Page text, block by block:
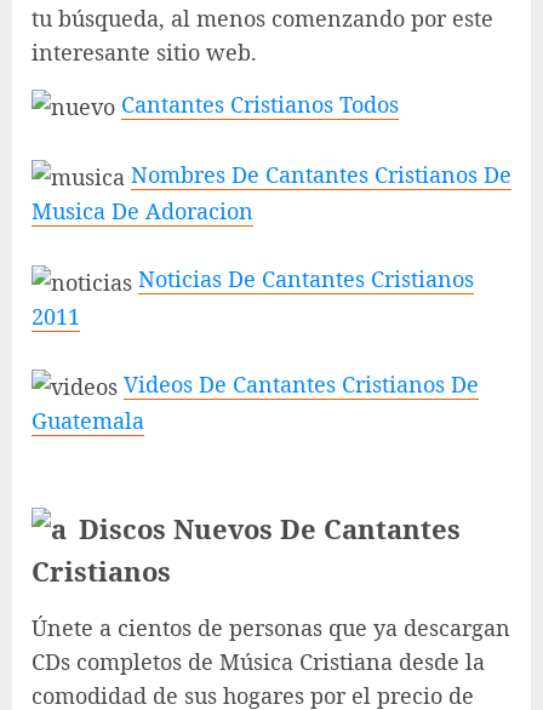
tu búsqueda, al menos comenzando por este
interesante sitio web.
Cantantes Cristianos Todos
Nombres De Cantantes Cristianos De
Musica De Adoracion
Noticias De Cantantes Cristianos
2011
Videos De Cantantes Cristianos De
Guatemala
Discos Nuevos De Cantantes
Cristianos
Únete a cientos de personas que ya descargan
CDs completos de Música Cristiana desde la
comodidad de sus hogares por el precio de